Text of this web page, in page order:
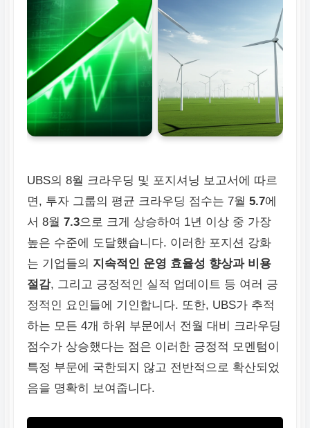
UBS의 8월 크라우딩 및 포지셔닝 보고서에 따르
면, 투자 그룹의 평균 크라우딩 점수는 7월5.7에
서 8월7.3으로 크게 상승하여 1년 이상 중 가장
높은 수준에 도달했습니다. 이러한 포지션 강화
는 기업들의 지속적인 운영 효율성 향상과 비용
절감, 그리고 긍정적인 실적 업데이트 등 여러 긍
정적인 요인들에 기인합니다. 또한, UBS가 추적
하는 모든 4개 하위 부문에서 전월 대비 크라우딩
점수가 상승했다는 점은 이러한 긍정적 모멘텀이
특정 부문에 국한되지 않고 전반적으로 확산되었
음을 명확히 보여줍니다.